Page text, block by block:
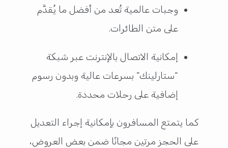
وجبات عالمية تُعد من أفضل ما يُقدَّم
على متن الطائرات.
إمكانية الاتصال بالإنترنت عبر شبكة
“ستارلينك” بسرعات عالية وبدون رسوم
إضافية على رحلات محددة.
كما يتمتع المسافرون بإمكانية إجراء التعديل
على الحجز مرتين مجانًا ضمن بعض العروض،